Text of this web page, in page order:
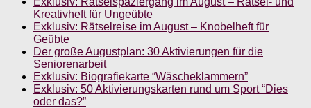
Kreativheft für Ungeübte
Exklusiv: Rätselreise im August – Knobelheft für
Geübte
Der große Augustplan: 30 Aktivierungen für die
Seniorenarbeit
Exklusiv: Biografiekarte “Wäscheklammern”
Exklusiv: 50 Aktivierungskarten rund um Sport “Dies
oder das?”